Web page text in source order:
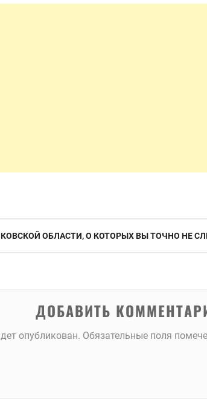
ОБЛАСТИ, О КОТОРЫХ ВЫ ТОЧНО НЕ
ДОБАВИТЬ
опубликован. Обязательные поля